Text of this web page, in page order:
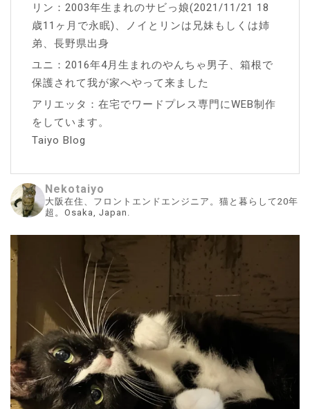
リン：2003年生まれのサビっ娘(2021/11/21 18
歳11ヶ月で永眠)、ノイとリンは兄妹もしくは姉
弟、長野県出身
ユニ：2016年4月生まれのやんちゃ男子、箱根で
保護されて我が家へやって来ました
アリエッタ：在宅でワードプレス専門にWEB制作
をしています。
Taiyo Blog
Nekotaiyo
大阪在住、フロントエンドエンジニア。猫と暮らして20年
超。Osaka, Japan.